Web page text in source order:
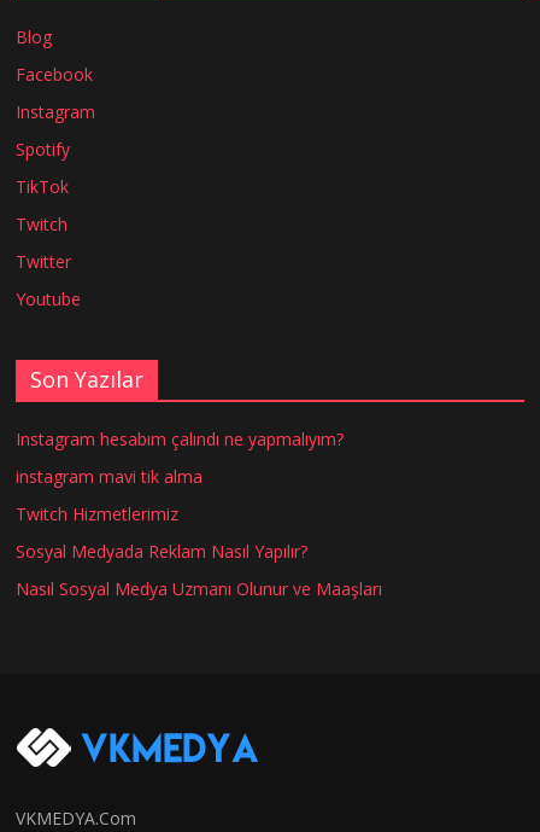
Blog
Facebook
Instagram
Spotify
TikTok
Twitch
Twitter
Youtube
Son Yazılar
Instagram hesabım çalındı ne yapmalıyım?
instagram mavi tik alma
Twitch Hizmetlerimiz
Sosyal Medyada Reklam Nasıl Yapılır?
Nasıl Sosyal Medya Uzmanı Olunur ve Maaşları
VKMEDYA.Com